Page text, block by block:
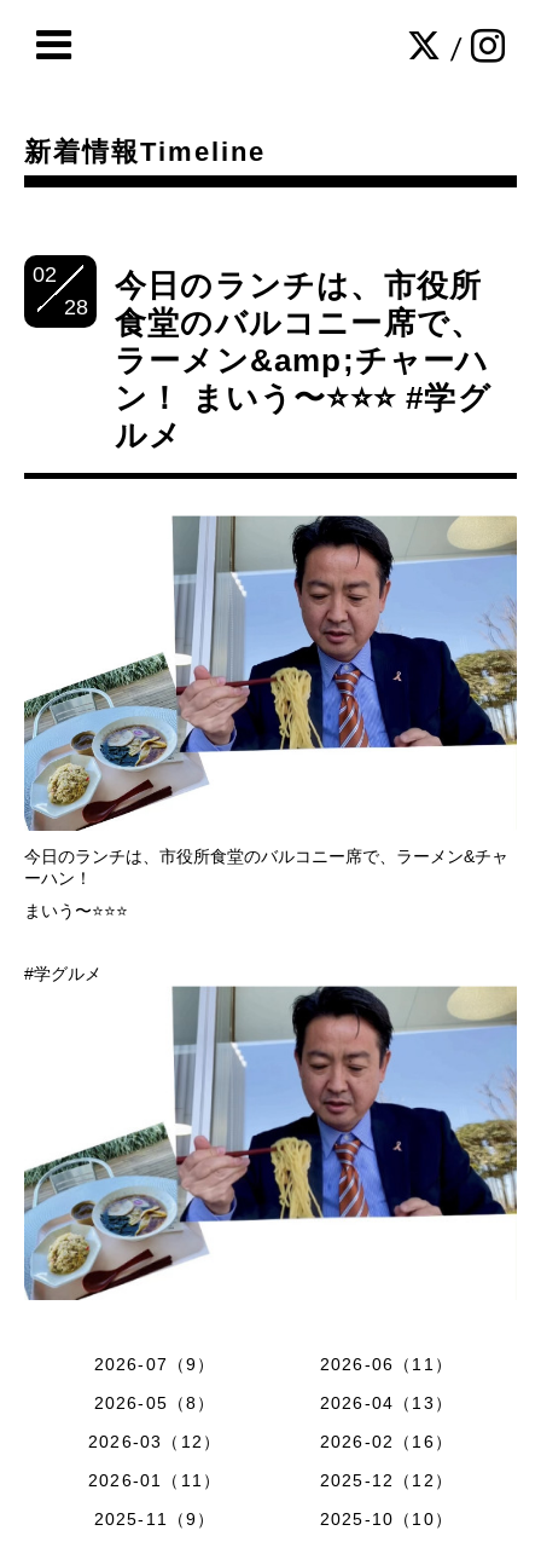
/
新着情報Timeline
02
28
今日のランチは、市役所
食堂のバルコニー席で、
ラーメン&amp;チャーハ
ン！ まいう〜⭐️⭐️⭐️ #学グ
ルメ
今日のランチは、市役所食堂のバルコニー席で、ラーメン&チャ
ーハン！
まいう〜⭐️⭐️⭐️
#学グルメ
2026-07（9）
2026-06（11）
2026-05（8）
2026-04（13）
2026-03（12）
2026-02（16）
2026-01（11）
2025-12（12）
2025-11（9）
2025-10（10）